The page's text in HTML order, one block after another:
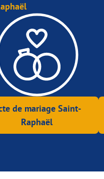
de mariage Saint-
Raphaël